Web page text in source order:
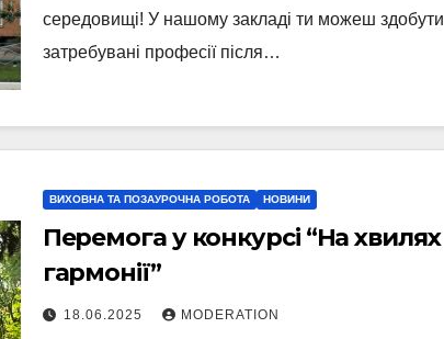
середовищі! У нашому закладі ти можеш здобути
затребувані професії після…
ВИХОВНА ТА ПОЗАУРОЧНА РОБОТА НОВИНИ
Перемога у конкурсі “На хвилях
гармонії”
18.06.2025 MODERATION